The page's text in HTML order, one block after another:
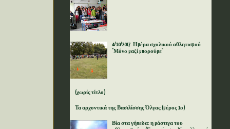
4/10/2017. Ημέρα σχολικού αθλητισμού
"Μόνο μαζί μπορούμε"
(χωρίς τίτλο)
Τα αρχοντικά της Βασιλίσσης Όλγας (μέρος 1ο)
Βία στα γήπεδα: η μάστιγα του